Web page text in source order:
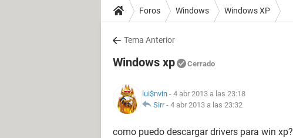
Foros Windows Windows XP
Tema Anterior
Windows xp Cerrado
lui$nvin - 4 abr 2013 a las 23:18
Sirr- 4 abr 2013 a las 23:32
como puedo descargar drivers para win xp?